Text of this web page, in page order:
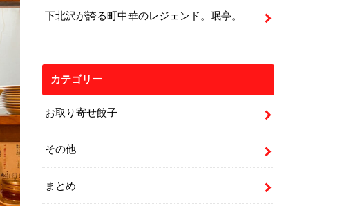
下北沢が誇る町中華のレジェンド。珉亭。
カテゴリー
お取り寄せ餃子
その他
まとめ